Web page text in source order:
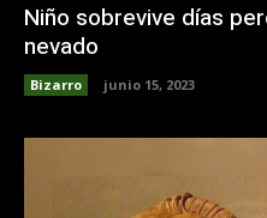
Niño sobrevive días
nevado
Bizarro junio 15, 2023